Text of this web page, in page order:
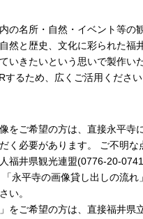
の名所・自然・イベント等の
然と歴史、文化に彩られた福
いきたいという思いで製作い
するため、広くご活用くださ
をご希望の方は、直接永平寺
く必要があります。 ご不明な
福井県観光連盟(0776-20-
永平寺の画像貸し出しの流れ
い。
をご希望の方は、直接福井県